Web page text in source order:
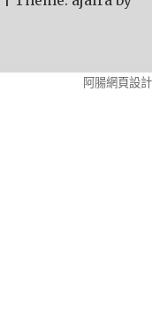
阿腸網頁設計